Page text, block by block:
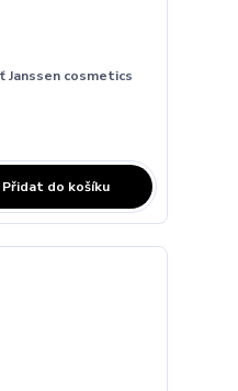
Janssen cosmetics
Přidat do košíku